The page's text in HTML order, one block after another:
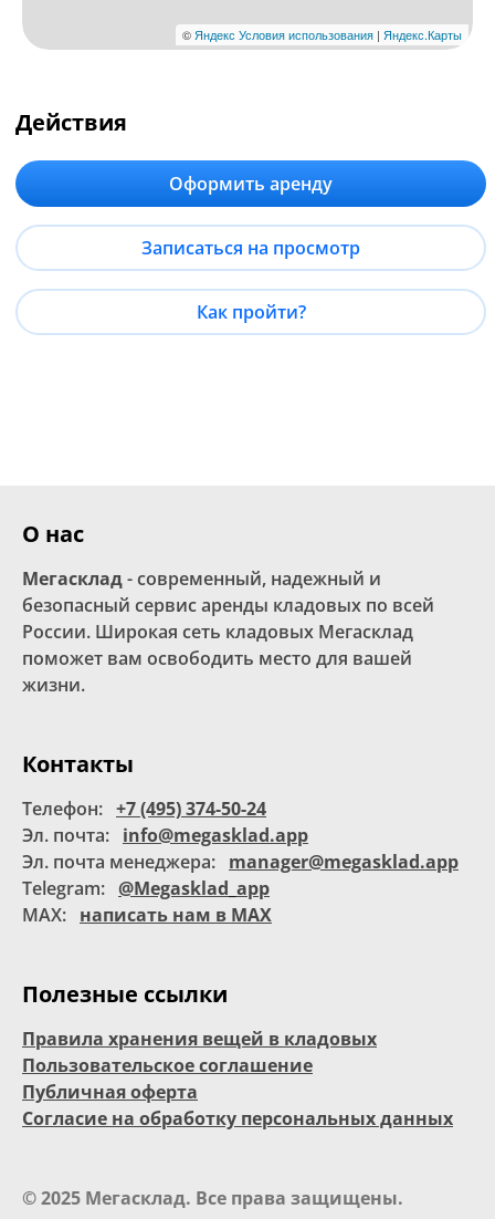
Действия
Оформить аренду
Записаться на просмотр
Как пройти?
О нас
Мегасклад- современный, надежный и
безопасный сервис аренды кладовых по всей
России. Широкая сеть кладовых Мегасклад
поможет вам освободить место для вашей
жизни.
Контакты
Телефон: +7 (495) 374-50-24
Эл. почта: info@megasklad.app
Эл. почта менеджера: manager@megasklad.app
Telegram: @Megasklad_app
MAX: написать нам в MAX
Полезные ссылки
Правила хранения вещей в кладовых
Пользовательское соглашение
Публичная оферта
Согласие на обработку персональных данных
© 2025 Мегасклад. Все права защищены.